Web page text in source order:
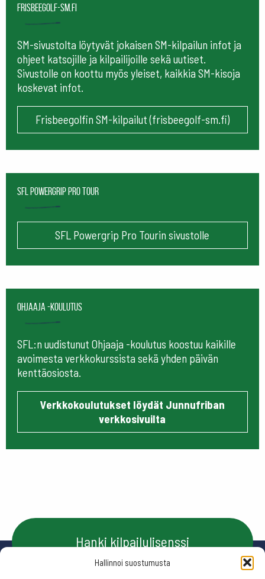
Hallinnoi suostumusta
frisbeegolf-sm.fi
SM-sivustolta löytyvät jokaisen SM-kilpailun infot ja
ohjeet katsojille ja kilpailijoille sekä uutiset.
Sivustolle on koottu myös yleiset, kaikkia SM-kisoja
koskevat infot.
Frisbeegolfin SM-kilpailut (frisbeegolf-sm.fi)
SFL Powergrip Pro Tour
SFL Powergrip Pro Tourin sivustolle
Ohjaaja -koulutus
SFL:n uudistunut Ohjaaja -koulutus koostuu kaikille
avoimesta verkkokurssista sekä yhden päivän
kenttäosiosta.
Verkkokoulutukset löydät Junnufriban
verkkosivuilta
Hanki kilpailulisenssi